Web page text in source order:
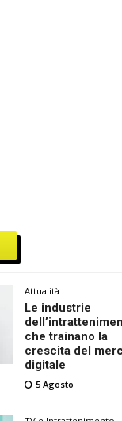
Attualità
Le industrie
che trainano la
crescita del
digitale
5 Agosto